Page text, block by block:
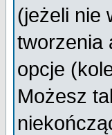
(jeżeli nie
tworzenia
opcje
Możesz